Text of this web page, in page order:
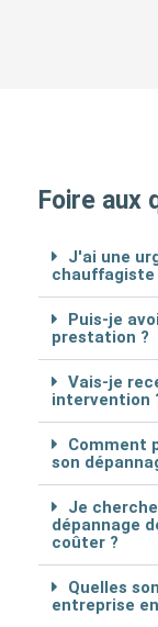
Foire aux
J'ai une
chauffagiste
Puis-je
prestation ?
Vais-je
intervention
Comment
son
Je
dépannage
coûter ?
Quelles
entreprise